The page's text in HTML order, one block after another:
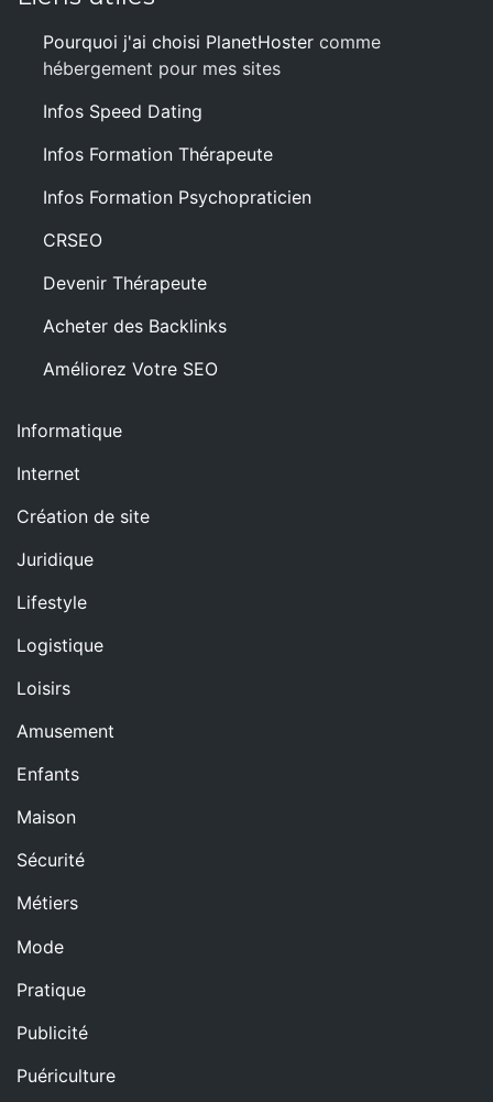
Pourquoi j'ai choisi PlanetHoster comme
hébergement pour mes sites
Infos Speed Dating
Infos Formation Thérapeute
Infos Formation Psychopraticien
CRSEO
Devenir Thérapeute
Acheter des Backlinks
Améliorez Votre SEO
Informatique
Internet
Création de site
Juridique
Lifestyle
Logistique
Loisirs
Amusement
Enfants
Maison
Sécurité
Métiers
Mode
Pratique
Publicité
Puériculture